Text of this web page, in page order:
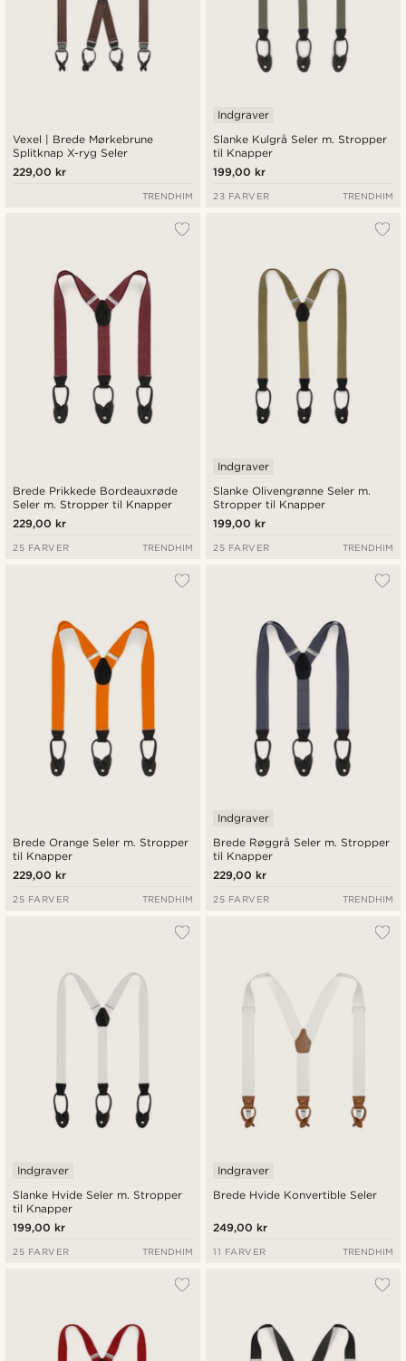
Vexel | Brede Mørkebrune
Splitknap X-ryg Seler
229,00 kr
TRENDHIM
Slanke Kulgrå Seler m. Stropper
til Knapper
Indgraver
199,00 kr
23 FARVER TRENDHIM
Brede Prikkede Bordeauxrøde
Seler m. Stropper til Knapper
229,00 kr
25 FARVER TRENDHIM
Slanke Olivengrønne Seler m.
Stropper til Knapper
Indgraver
199,00 kr
25 FARVER TRENDHIM
Brede Orange Seler m. Stropper
til Knapper
229,00 kr
25 FARVER TRENDHIM
Brede Røggrå Seler m. Stropper
til Knapper
Indgraver
229,00 kr
25 FARVER TRENDHIM
Slanke Hvide Seler m. Stropper
til Knapper
Indgraver
199,00 kr
25 FARVER TRENDHIM
Brede Hvide Konvertible Seler
Indgraver
249,00 kr
11 FARVER TRENDHIM